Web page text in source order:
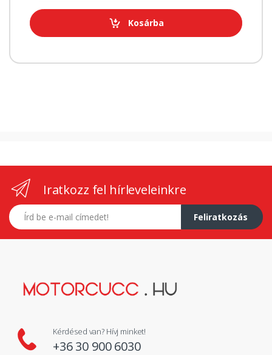
Kosárba
Iratkozz fel hírleveleinkre
E-mail címed
Feliratkozás
Kérdésed van? Hívj minket!
+36 30 900 6030